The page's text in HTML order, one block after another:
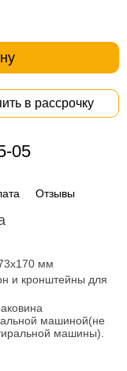
в рассрочку
05
Отзывы
мм
и кронштейны для
машиной(не
машины).